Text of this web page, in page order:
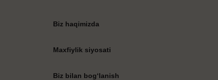
Biz haqimizda
Maxfiylik siyosati
Biz bilan bog‘lanish